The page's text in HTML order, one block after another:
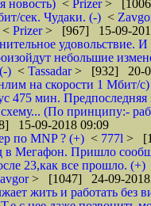
новость) < Prizer>
сек. Чудаки. (-) <
< Prizer> [967] 15-09-
удовольствие.
небольшие
) < Tassadar> [932] 20-
на скорости 1 Мбит/
475 мин. Предпоследняя
(По принципу:-
15-09-2018 09:09
по MNP ? (+) < 777l >
в Мегафон. Пришло
23,как все прошло. (+)
> [1047] 24-09-2018
жить и работать без